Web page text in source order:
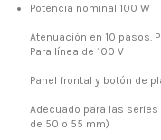
Potencia nominal 100 W
Atenuación en 10 pasos.
Para línea de 100 V
Panel frontal y botón de
Adecuado para las
de 50 o 55 mm)